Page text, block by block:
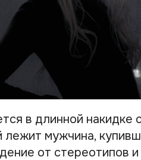
в длинной накидке
лежит мужчина,
от стереотипов